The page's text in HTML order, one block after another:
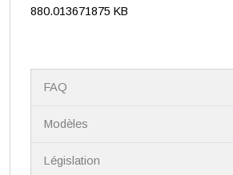
880.013671875 KB
FAQ
Modèles
Législation